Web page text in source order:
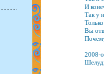
И
Так у
Вы
2008-